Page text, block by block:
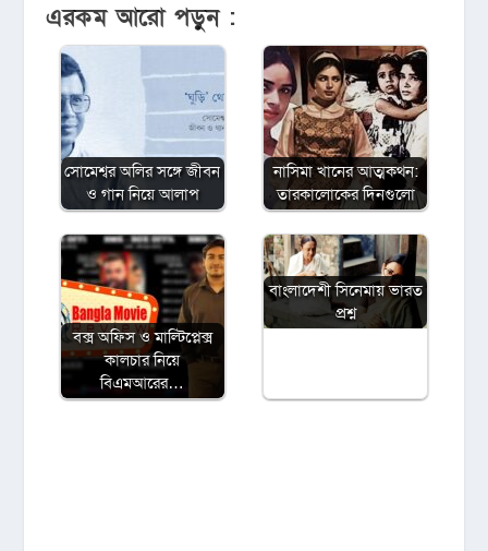
এরকম আরো পড়ুন :
সোমেশ্বর অলির সঙ্গে জীবন
ও গান নিয়ে আলাপ
নাসিমা খানের আত্মকথন:
তারকালোকের দিনগুলো
বক্স অফিস ও মাল্টিপ্লেক্স
কালচার নিয়ে
বিএমআরের…
বাংলাদেশী সিনেমায় ভারত
প্রশ্ন